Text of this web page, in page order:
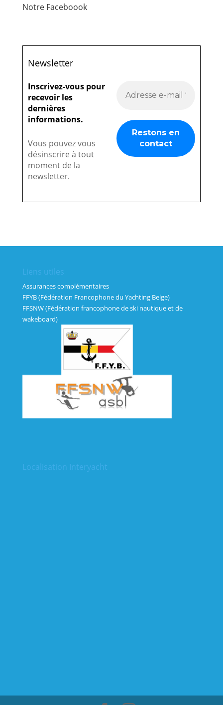
Notre Faceboook
Newsletter
Inscrivez-vous pour
recevoir les
dernières
informations.
Vous pouvez vous
désinscrire à tout
moment de la
newsletter.
Liens utiles
Assurances complémentaires
FFYB (Fédération Francophone du Yachting Belge)
FFSNW (Fédération francophone de ski nautique et de
wakeboard)
Localisation Interyacht